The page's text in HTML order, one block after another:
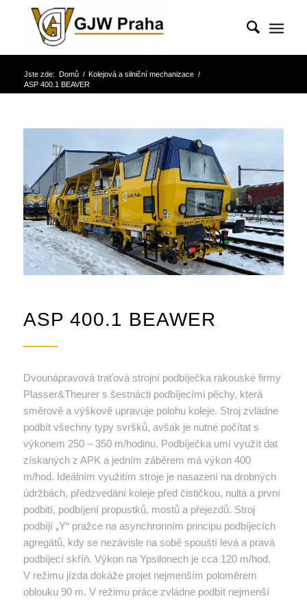
Jste zde: Domů / Kolejová a silniční mechanizace /
ASP 400.1 BEAVER
ASP 400.1 BEAWER
Dvounápravová traťová strojní podbíječka rakouské firmy
Plasser&Theurer s šestnácti podbíjecími pěchy, která
směrově a výškově upravuje polohu koleje. Stroj zvládne
podbít všechny typy svršků, avšak je nutné počítat s
výkonem 250 – 350 m/hodinu. Podbíječka umí využít dat
získaných z APK a jedním záběrem má výkon 400
m/hod. Ideálním využitím stroje je nasazení na drobných
údržbách, předzvedání koleje před čističkou, nultá a první
podbití, podbíjení propustků, mostů a přejezdů. Stroj
podbíjí „Y“ pražce na asynchronním principu podbíjecích
agregátů, kdy se nezávisle na sobě spouští levá a pravá
podbíjecí skříň. Výkon na Ypsilonech je cca 120 m/hod.
V režimu jízda dokáže projet nejmenším poloměrem
oblouku 90 m. V režimu práce zvládne podbít nejmenší